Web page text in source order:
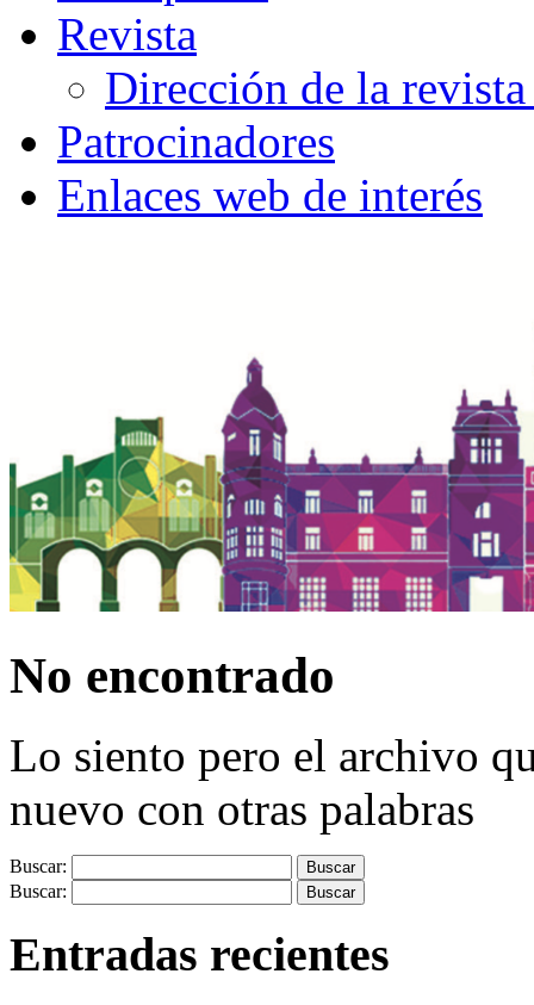
Revista
Dirección de la
Patrocinadores
Enlaces web de interés
No encontrado
Lo siento pero el archivo
nuevo con otras palabras
Buscar:
Buscar:
Entradas recientes